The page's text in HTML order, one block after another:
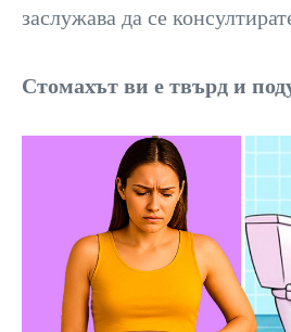
заслужава да се
Стомахът ви е твърд и